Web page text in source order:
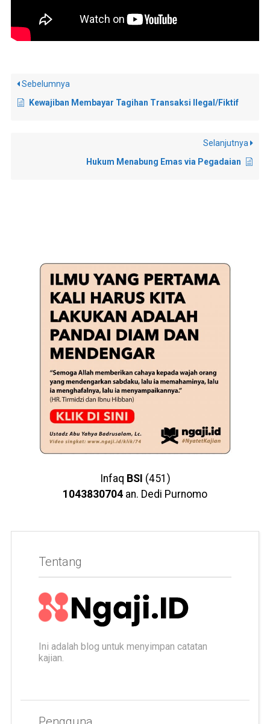
Sebelumnya
Kewajiban Membayar Tagihan Transaksi Ilegal/Fiktif
Selanjutnya
Hukum Menabung Emas via Pegadaian
Infaq BSI (451)
1043830704 an. Dedi Purnomo
Tentang
Ini adalah blog untuk menyimpan catatan
kajian.